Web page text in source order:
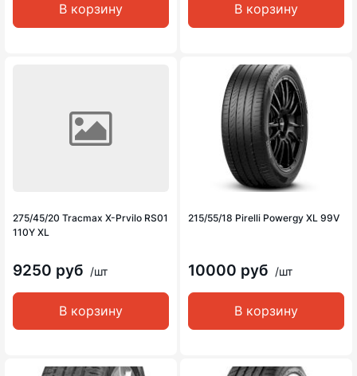
В корзину В корзину
275/45/20 Tracmax X-Prvilo RS01
110Y XL
9250 руб /шт
В корзину
215/55/18 Pirelli Powergy XL 99V
10000 руб /шт
В корзину